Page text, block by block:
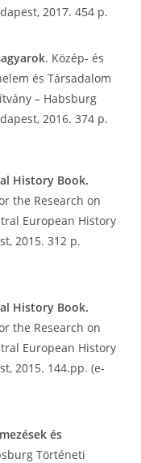
2017. 454 p.
. Közép- és
és Társadalom
– Habsburg
2016. 374 p.
History Book.
the Research on
European History
2015. 312 p.
History Book.
the Research on
European History
2015. 144.pp. (e-
és
Történeti